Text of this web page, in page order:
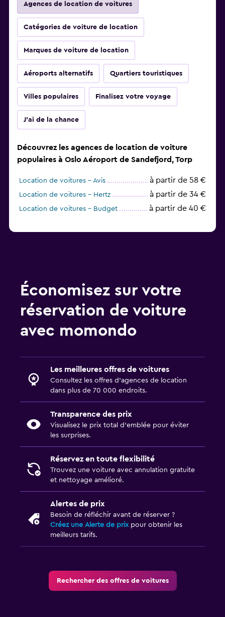
Agences de location de voitures
Catégories de voiture de location
Marques de voiture de location
Aéroports alternatifs Quartiers touristiques
Villes populaires Finalisez votre voyage
J'ai de la chance
Découvrez les agences de location de voiture
populaires à Oslo Aéroport de Sandefjord, Torp
Location de voitures - Avis à partir de 58 €
Location de voitures - Hertz à partir de 34 €
Location de voitures - Budget à partir de 40 €
Économisez sur votre
réservation de voiture
avec momondo
Les meilleures offres de voitures
Consultez les offres d’agences de location
dans plus de 70 000 endroits.
Transparence des prix
Visualisez le prix total d’emblée pour éviter
les surprises.
Réservez en toute flexibilité
Trouvez une voiture avec annulation gratuite
et nettoyage amélioré.
Alertes de prix
Besoin de réfléchir avant de réserver ?
Créez une Alerte de prixpour obtenir les
meilleurs tarifs.
Rechercher des offres de voitures